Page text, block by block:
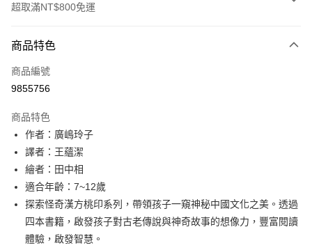
超取滿NT$800免運
信用卡一次付款
LINE Pay
大哥付你分期
相關說明
【大哥付你分期使用說明】
1.本服務由台灣大哥大提供，台灣大哥大用戶可立即使用無須另外申請。
2.付款方式選擇「大哥付你分期」，訂單成立後會自動跳轉到大哥付的交易
流程，驗證手機門號後，選擇欲分期的期數、繳款截止日，確認付款後即完
3.實際核准額度、可分期數及費用金額請依後續交易確認頁面所載為準。
4.訂單成立30分鐘內，如未前往確認交易或遇審核未通過，訂單將自動取
AFTEE先享後付
相關說明
【關於「AFTEE先享後付」】
AFTEE先享後付是「在收到商品之後才付款」的支付方式。 讓您購物簡單
便利好安心！
１．簡單：不需註冊會員、不需綁卡、不需儲值。
ATM付款
商品特色
商品編號
9855756
商品特色
作者：廣嶋玲子
譯者：王蘊潔
繪者：田中相
適合年齡：7~12歲
探索怪奇漢方桃印系列，帶領孩子一窺神秘中國文化之美。透過
四本書籍，啟發孩子對古老傳說與神奇故事的想像力，豐富閱讀
體驗，啟發智慧。